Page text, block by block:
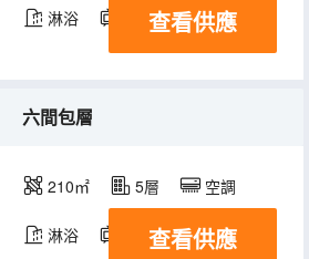
淋浴 電視機
查看供應
六間包層
210㎡ 5層 空調
淋浴 電視機
查看供應